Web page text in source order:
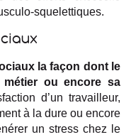
squelettiques.
la façon dont le
ou encore sa
d’un travailleur,
à la dure ou encore
un stress chez le